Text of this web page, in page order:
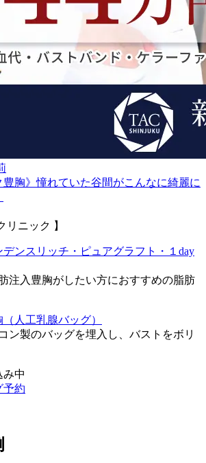
リニック 】
デンスリッチ・ピュアグラフト・１day
注入豊胸がしたい方におすすめの脂肪
人工乳腺バッグ）
ン製のバッグを埋入し、バストをボリ
み中
予約